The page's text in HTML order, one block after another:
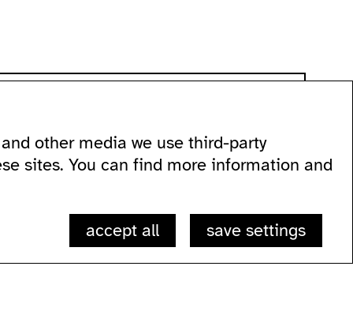
other media we use third-party
sites. You can find more information and
accept all save settings